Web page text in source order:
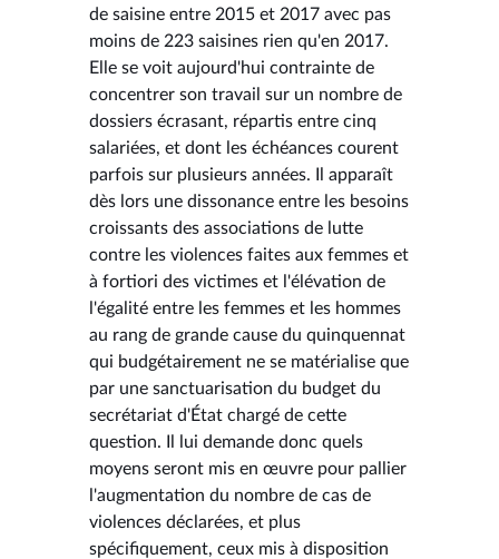
de saisine entre 2015 et 2017 avec pas
moins de 223 saisines rien qu'en 2017.
Elle se voit aujourd'hui contrainte de
concentrer son travail sur un nombre de
dossiers écrasant, répartis entre cinq
salariées, et dont les échéances courent
parfois sur plusieurs années. Il apparaît
dès lors une dissonance entre les besoins
croissants des associations de lutte
contre les violences faites aux femmes et
à fortiori des victimes et l'élévation de
l'égalité entre les femmes et les hommes
au rang de grande cause du quinquennat
qui budgétairement ne se matérialise que
par une sanctuarisation du budget du
secrétariat d'État chargé de cette
question. Il lui demande donc quels
moyens seront mis en œuvre pour pallier
l'augmentation du nombre de cas de
violences déclarées, et plus
spécifiquement, ceux mis à disposition